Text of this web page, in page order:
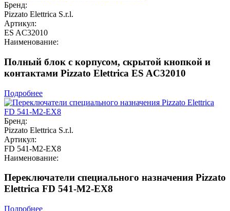
Бренд:
Pizzato Elettrica S.r.l.
Артикул:
ES AC32010
Наименование:
Полный блок с корпусом, скрытой кнопкой и
контактами Pizzato Elettrica ES AC32010
Подробнее
Бренд:
Pizzato Elettrica S.r.l.
Артикул:
FD 541-M2-EX8
Наименование:
Переключатели специального назначения Pizzato
Elettrica FD 541-M2-EX8
Подробнее